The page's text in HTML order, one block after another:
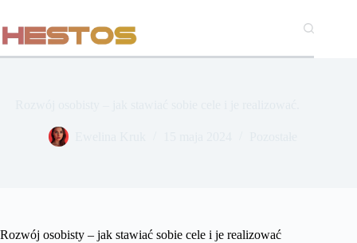
treści
Rozwój osobisty – jak stawiać sobie cele i je realizować